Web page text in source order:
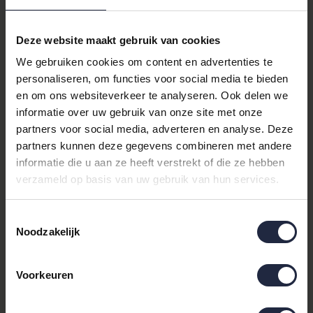
Deze website maakt gebruik van cookies
We gebruiken cookies om content en advertenties te
personaliseren, om functies voor social media te bieden
en om ons websiteverkeer te analyseren. Ook delen we
informatie over uw gebruik van onze site met onze
partners voor social media, adverteren en analyse. Deze
partners kunnen deze gegevens combineren met andere
informatie die u aan ze heeft verstrekt of die ze hebben
verzameld op basis van uw gebruik van hun services.
Noodzakelijk
Voorkeuren
gecombineerd met subtiele dierenprints
140x200/220 cm
Geschikt om te combineren met hoeslaken,
kussens en spreien voor een complete look
Makkelijk te onderhouden en geschikt voor
dagelijks gebruik
Productdetails & specificaties
Titel:Pip Studio Dekbedovertrek Bamboo
Blossom Licht blauw 140x200/220 cm
Merk:Pip Studio(ook verwant aan pip, essenza)
Eenpersoons
(140x220)
duurzaam